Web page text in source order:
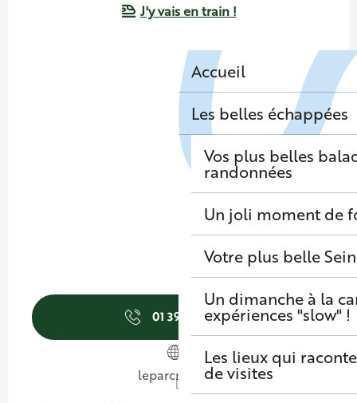
Accueil
Les belles échappées
Vos plus belles
randonnées
Un joli moment de
Votre plus belle
Un dimanche à la
expériences "slow" !
Les lieux qui
de visites
J'y vais en train !
01 39 58 47▒▒
leparcmarly.fr